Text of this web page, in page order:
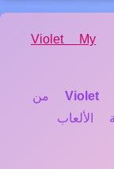
Violet My
من